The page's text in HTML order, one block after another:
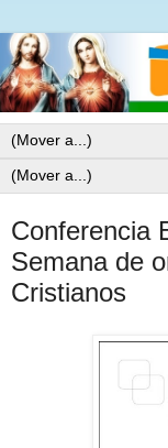
Conferencia
Semana de
Cristianos